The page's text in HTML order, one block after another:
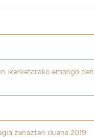
ikerketarako emango den
zehazten duena 2019